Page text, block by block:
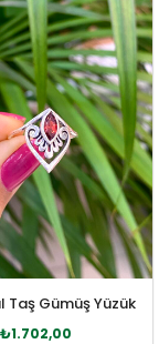
Taş Gümüş Yüzük
₺1.702,00